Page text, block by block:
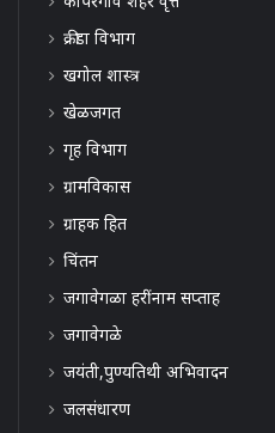
क्रीडा विभाग
खगोल शास्त्र
खेळजगत
गृह विभाग
ग्रामविकास
ग्राहक हित
चिंतन
जगावेगळा हरींनाम सप्ताह
जगावेगळे
जयंती,पुण्यतिथी अभिवादन
जलसंधारण